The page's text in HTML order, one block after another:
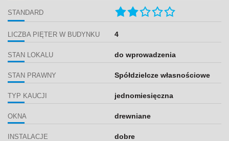
STANDARD
LICZBA PIĘTER W BUDYNKU 4
STAN LOKALU do wprowadzenia
STAN PRAWNY Spółdzielcze własnościowe
TYP KAUCJI jednomiesięczna
OKNA drewniane
INSTALACJE dobre